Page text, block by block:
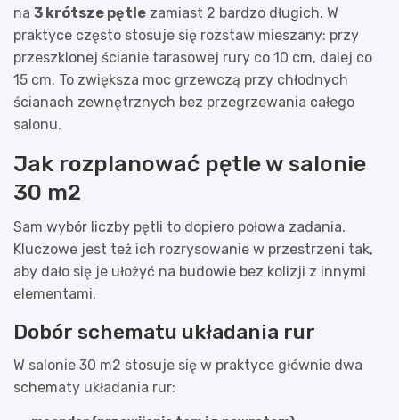
na 3 krótsze pętle zamiast 2 bardzo długich. W
praktyce często stosuje się rozstaw mieszany: przy
przeszklonej ścianie tarasowej rury co 10 cm, dalej co
15 cm. To zwiększa moc grzewczą przy chłodnych
ścianach zewnętrznych bez przegrzewania całego
salonu.
Jak rozplanować pętle w salonie
30 m2
Sam wybór liczby pętli to dopiero połowa zadania.
Kluczowe jest też ich rozrysowanie w przestrzeni tak,
aby dało się je ułożyć na budowie bez kolizji z innymi
elementami.
Dobór schematu układania rur
W salonie 30 m2 stosuje się w praktyce głównie dwa
schematy układania rur: